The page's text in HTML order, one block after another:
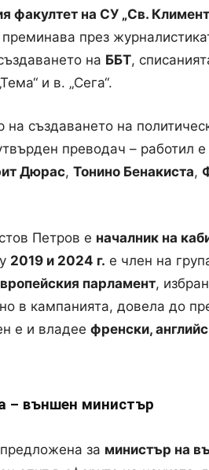
факултет на СУ „Св.
през
на ББТ,
и в. „Сега“.
на създаването на
преводач – работил
Дюрас, Тонино Бенакиста,
Петров е началник на
2019 и 2024 г. е член на
парламент,
в кампанията, довела до
е и владее френски,
– външен министър
за министър на